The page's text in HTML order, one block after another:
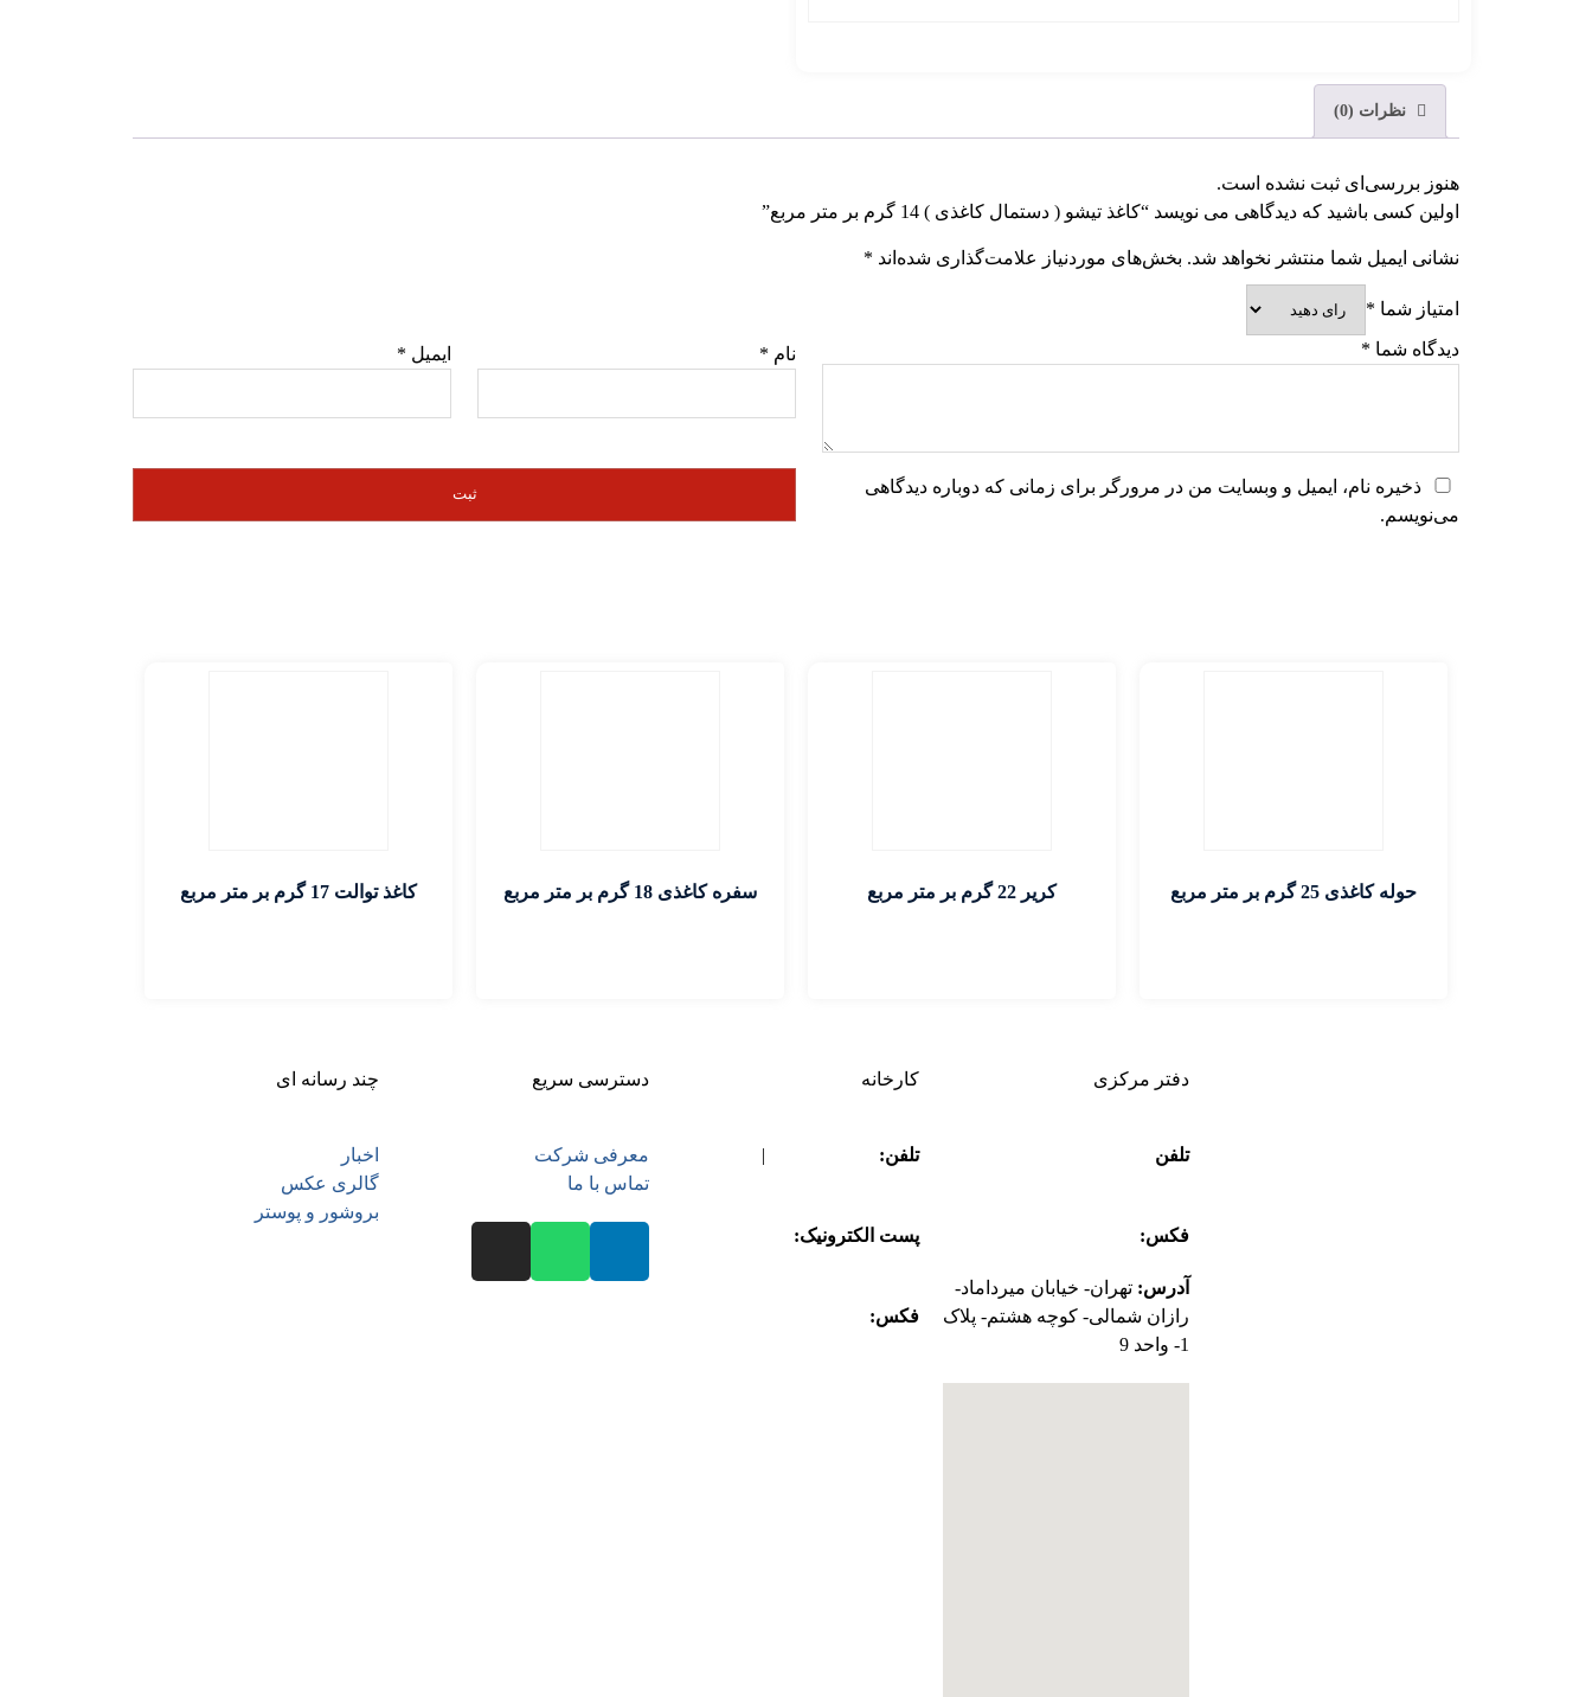
نظرات (0)
هنوز بررسی‌ای ثبت نشده است.
اولین کسی باشید که دیدگاهی می نویسد “کاغذ تیشو ( دستمال کاغذی ) 14 گرم بر متر مربع”
نشانی ایمیل شما منتشر نخواهد شد. بخش‌های موردنیاز علامت‌گذاری شده‌اند *
امتیاز شما *
دیدگاه شما * نام * ایمیل *
ذخیره نام، ایمیل و وبسایت من در مرورگر برای زمانی که دوباره دیدگاهی
می‌نویسم.
حوله کاغذی 25 گرم بر متر مربع کریر 22 گرم بر متر مربع سفره کاغذی 18 گرم بر متر مربع کاغذ توالت 17 گرم بر متر مربع
دفتر مرکزی
تلفن
فکس:
آدرس: تهران- خیابان میرداماد-
رازان شمالی- کوچه هشتم- پلاک
1- واحد 9
کارخانه
تلفن:
|
پست الکترونیک:
فکس:
دسترسی سریع
معرفی شرکت
تماس با ما
چند رسانه ای
اخبار
گالری عکس
بروشور و پوستر